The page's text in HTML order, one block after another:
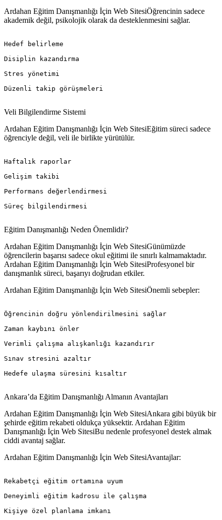
Ardahan Eğitim Danışmanlığı İçin Web SitesiÖğrencinin sadece
akademik değil, psikolojik olarak da desteklenmesini sağlar.
Hedef belirleme
Disiplin kazandırma
Stres yönetimi
Düzenli takip görüşmeleri
Veli Bilgilendirme Sistemi
Ardahan Eğitim Danışmanlığı İçin Web SitesiEğitim süreci sadece
öğrenciyle değil, veli ile birlikte yürütülür.
Haftalık raporlar
Gelişim takibi
Performans değerlendirmesi
Süreç bilgilendirmesi
Eğitim Danışmanlığı Neden Önemlidir?
Ardahan Eğitim Danışmanlığı İçin Web SitesiGünümüzde
öğrencilerin başarısı sadece okul eğitimi ile sınırlı kalmamaktadır.
Ardahan Eğitim Danışmanlığı İçin Web SitesiProfesyonel bir
danışmanlık süreci, başarıyı doğrudan etkiler.
Ardahan Eğitim Danışmanlığı İçin Web SitesiÖnemli sebepler:
Öğrencinin doğru yönlendirilmesini sağlar
Zaman kaybını önler
Verimli çalışma alışkanlığı kazandırır
Sınav stresini azaltır
Hedefe ulaşma süresini kısaltır
Ankara’da Eğitim Danışmanlığı Almanın Avantajları
Ardahan Eğitim Danışmanlığı İçin Web SitesiAnkara gibi büyük bir
şehirde eğitim rekabeti oldukça yüksektir. Ardahan Eğitim
Danışmanlığı İçin Web SitesiBu nedenle profesyonel destek almak
ciddi avantaj sağlar.
Ardahan Eğitim Danışmanlığı İçin Web SitesiAvantajlar:
Rekabetçi eğitim ortamına uyum
Deneyimli eğitim kadrosu ile çalışma
Kişiye özel planlama imkanı